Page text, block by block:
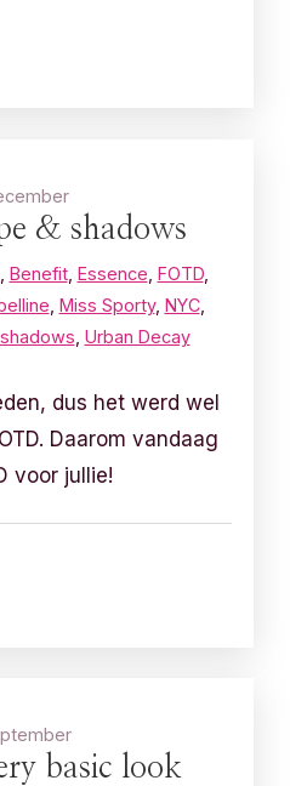
& shadows
Benefit, Essence FOTD,
Miss Sporty, NYC,
Urban Decay
dus het werd wel
Daarom vandaag
voor jullie!
basic look